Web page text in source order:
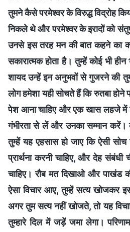
तुमने कैसे परमेश्वर के विरुद्ध विद्रोह
निकले थे और परमेश्वर के इरादों को
उनसे इस तरह मन की बात कहने का
सकारात्मक होता है। तुम्हें कोई भी
शायद उन्हें इन अनुभवों से गुजरने की
लोग हमेशा यही सोचते हैं कि रुतबा होने
पेश आना चाहिए और एक खास लहजे में
गंभीरता से लें और उनका सम्मान करें।
तुम्हें यह एहसास हो जाए कि ऐसी
प्रार्थना करनी चाहिए, और देह संबंधी
चाहिए। रौब मत दिखाओ और पाखंड
ऐसा विचार आए, तुम्हें सत्य खोजकर
अगर तुम सत्य नहीं खोजते, तो यह
तुम्हारे दिल में जड़ें जमा लेगा।